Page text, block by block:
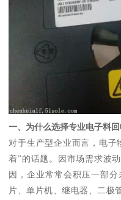
一、为什么选择专业电子料回
对于生产型企业而言，电子
着”的话题。因市场需求波
因，企业常常会积压一部
片、单片机、继电器、二极